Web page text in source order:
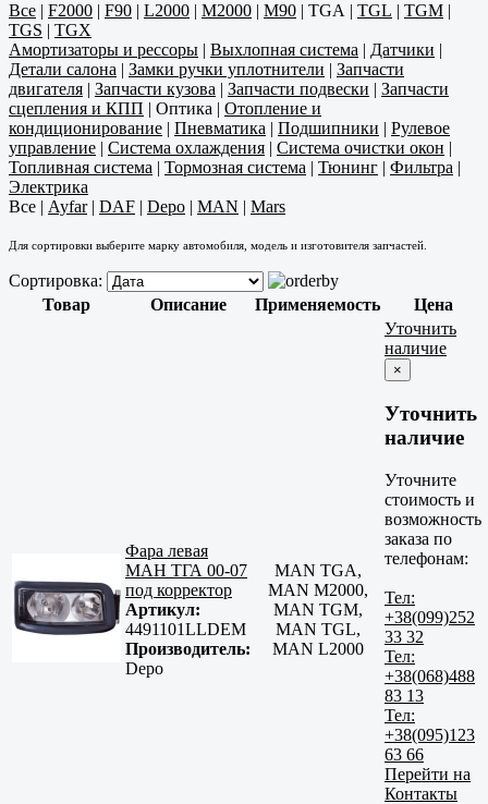
Все | F2000 | F90 | L2000 | M2000 | M90 | TGA | TGL | TGM |
TGS | TGX
Амортизаторы и рессоры | Выхлопная система | Датчики |
Детали салона | Замки ручки уплотнители | Запчасти
двигателя | Запчасти кузова | Запчасти подвески | Запчасти
сцепления и КПП | Оптика | Отопление и
кондиционирование | Пневматика | Подшипники | Рулевое
управление | Система охлаждения | Система очистки окон |
Топливная система | Тормозная система | Тюнинг | Фильтра |
Электрика
Все | Ayfar| DAF | Depo | MAN | Mars
Для сортировки выберите марку автомобиля, модель и изготовителя запчастей.
Сортировка:
Товар
Описание Применяемость Цена
Фара левая
МАН ТГА 00-07
под корректор
Артикул:
4491101LLDEM
Производитель:
Depo
MAN TGA,
MAN M2000,
MAN TGM,
MAN TGL,
MAN L2000
Уточнить
наличие
×
Уточнить
наличие
Уточните
стоимость и
возможность
заказа по
телефонам:
Тел:
+38(099)252
33 32
Тел:
+38(068)488
83 13
Тел:
+38(095)123
63 66
Перейти на
Контакты